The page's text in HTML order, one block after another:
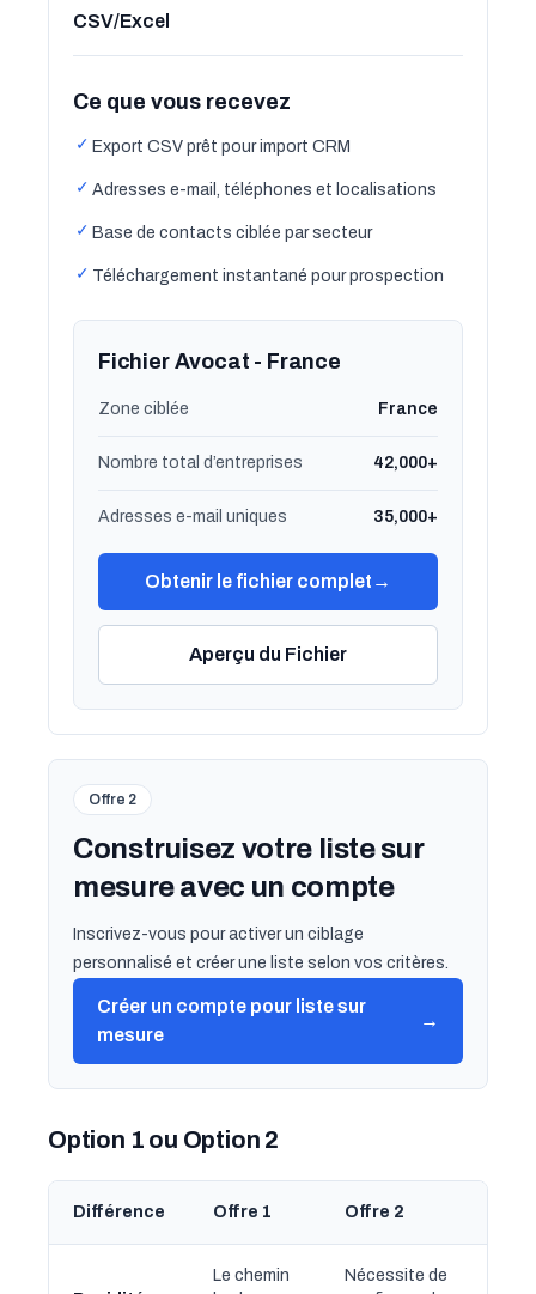
CSV/Excel
Ce que vous recevez
✓ Export CSV prêt pour import CRM
✓ Adresses e-mail, téléphones et localisations
✓ Base de contacts ciblée par secteur
✓ Téléchargement instantané pour prospection
Fichier Avocat - France
Zone ciblée France
Nombre total d’entreprises 42,000+
Adresses e-mail uniques 35,000+
Obtenir le fichier complet →
Aperçu du Fichier
Offre 2
Construisez votre liste sur
mesure avec un compte
Inscrivez-vous pour activer un ciblage
personnalisé et créer une liste selon vos critères.
Créer un compte pour liste sur
mesure
→
Option 1 ou Option 2
Différence Offre 1 Offre 2
Le chemin
Nécessite de